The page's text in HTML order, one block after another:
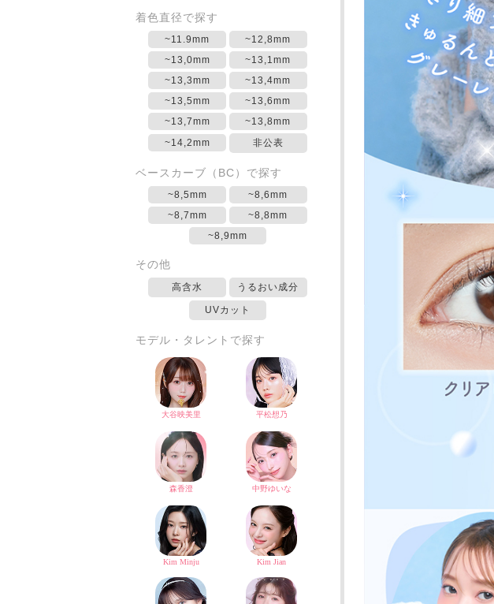
着色直径で探す
~11.9mm
~12,8mm
~13,0mm
~13,1mm
~13,3mm
~13,4mm
~13,5mm
~13,6mm
~13,7mm
~13,8mm
~14,2mm
非公表
ベースカーブ（BC）で探す
~8,5mm
~8,6mm
~8,7mm
~8,8mm
~8,9mm
その他
高含水 うるおい成分
UVカット
モデル・タレントで探す